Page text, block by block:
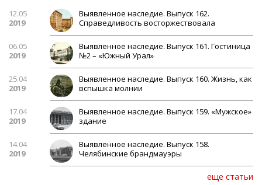
12.05
2019
Выявленное наследие. Выпуск 162.
Справедливость восторжествовала
06.05
2019
Выявленное наследие. Выпуск 161. Гостиница
№2 – «Южный Урал»
25.04
2019
Выявленное наследие. Выпуск 160. Жизнь, как
вспышка молнии
17.04
2019
Выявленное наследие. Выпуск 159. «Мужское»
здание
14.04
2019
Выявленное наследие. Выпуск 158.
Челябинские брандмауэры
еще статьи